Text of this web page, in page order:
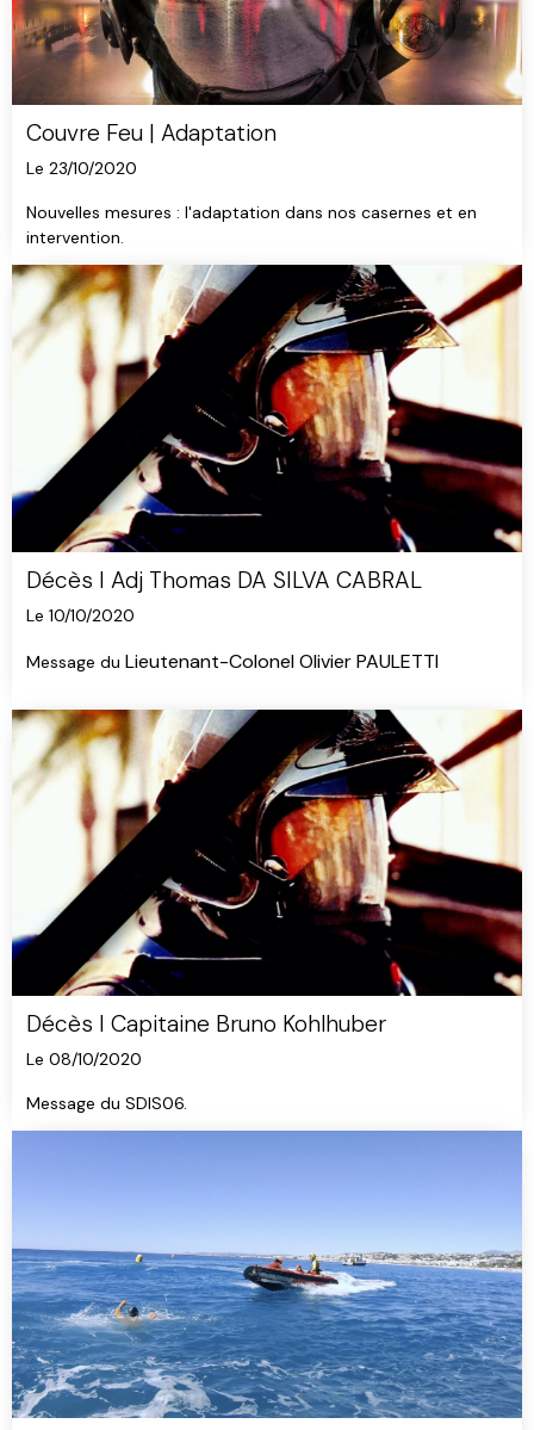
Couvre Feu | Adaptation
Le 23/10/2020
Nouvelles mesures : l'adaptation dans nos casernes et en
intervention.
Décès I Adj Thomas DA SILVA CABRAL
Le 10/10/2020
Message du Lieutenant-Colonel Olivier PAULETTI
Décès I Capitaine Bruno Kohlhuber
Le 08/10/2020
Message du SDIS06.